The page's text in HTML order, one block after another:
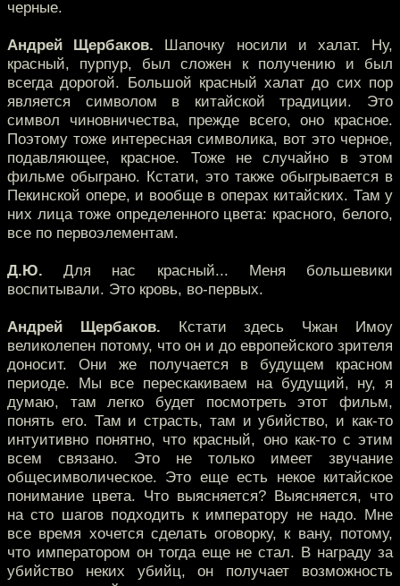
черные.
Андрей Щербаков. Шапочку носили и халат. Ну,
красный, пурпур, был сложен к получению и был
всегда дорогой. Большой красный халат до сих пор
является символом в китайской традиции. Это
символ чиновничества, прежде всего, оно красное.
Поэтому тоже интересная символика, вот это черное,
подавляющее, красное. Тоже не случайно в этом
фильме обыграно. Кстати, это также обыгрывается в
Пекинской опере, и вообще в операх китайских. Там у
них лица тоже определенного цвета: красного, белого,
все по первоэлементам.
Д.Ю. Для нас красный... Меня большевики
воспитывали. Это кровь, во-первых.
Андрей Щербаков. Кстати здесь Чжан Имоу
великолепен потому, что он и до европейского зрителя
доносит. Они же получается в будущем красном
периоде. Мы все перескакиваем на будущий, ну, я
думаю, там легко будет посмотреть этот фильм,
понять его. Там и страсть, там и убийство, и как-то
интуитивно понятно, что красный, оно как-то с этим
всем связано. Это не только имеет звучание
общесимволическое. Это еще есть некое китайское
понимание цвета. Что выясняется? Выясняется, что
на сто шагов подходить к императору не надо. Мне
все время хочется сделать оговорку, к вану, потому,
что императором он тогда еще не стал. В награду за
убийство неких убийц, он получает возможность